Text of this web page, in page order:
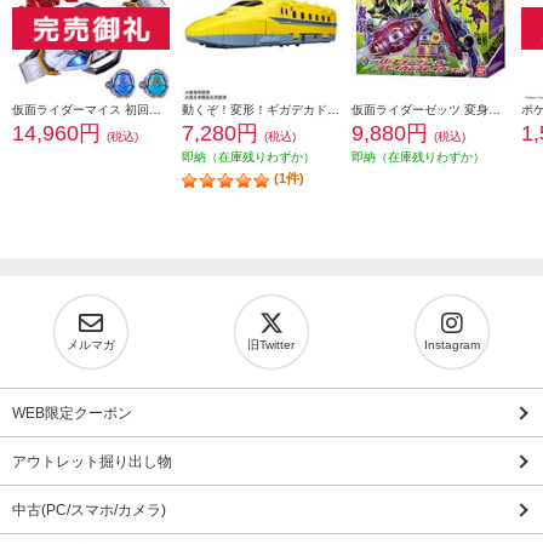
14,960円 (税込) 7,280円
(税込)
即納（在庫残りわずか）
(1件)
9,880円
(税込)
即納（在庫残りわずか）
メルマガ 旧Twitter Instagram
WEB限定クーポン
アウトレット掘り出し物
中古(PC/スマホ/カメラ)